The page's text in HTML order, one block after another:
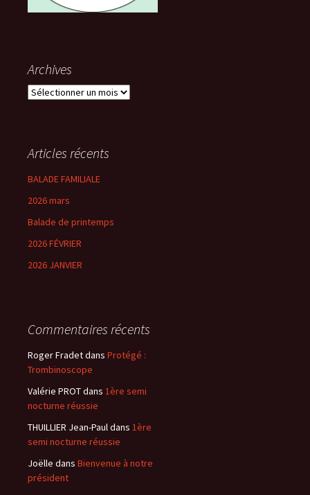
Archives
Archives
Articles récents
BALADE FAMILIALE
2026 mars
Balade de printemps
2026 FÉVRIER
2026 JANVIER
Commentaires récents
Roger Fradetdans Protégé :
Trombinoscope
Valérie PROTdans 1ère semi
nocturne réussie
THUILLIER Jean-Pauldans 1ère
semi nocturne réussie
Joëlle dans Bienvenue à notre
président